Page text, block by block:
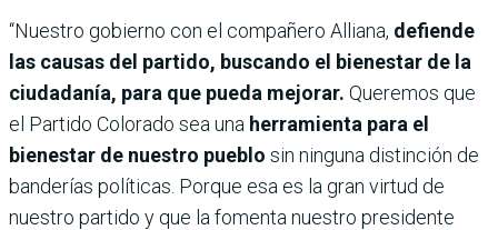
“Nuestro gobierno con el compañero Alliana, defiende
las causas del partido, buscando el bienestar de la
ciudadanía, para que pueda mejorar. Queremos que
el Partido Colorado sea una herramienta para el
bienestar de nuestro pueblo sin ninguna distinción de
banderías políticas. Porque esa es la gran virtud de
nuestro partido y que la fomenta nuestro presidente